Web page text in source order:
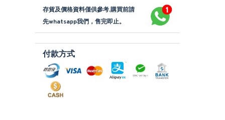
存貨及價格資料僅供參考,購買前請
先whatsapp我們，售完即止。
付款方式